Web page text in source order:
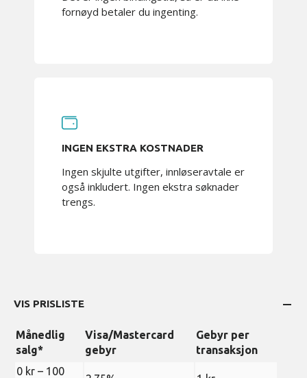
fornøyd betaler du ingenting.
INGEN EKSTRA KOSTNADER
Ingen skjulte utgifter, innløseravtale er
også inkludert. Ingen ekstra søknader
trengs.
VIS PRISLISTE
Månedlig
salg*
Visa/Mastercard
gebyr
Gebyr per
transaksjon
0 kr – 100